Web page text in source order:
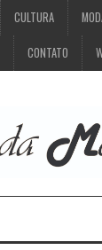
CULTURA
CONTATO